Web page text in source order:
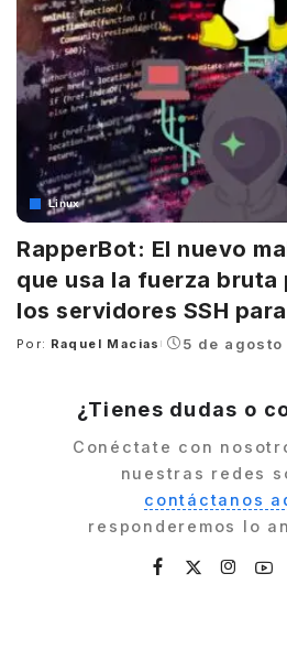
Linux
RapperBot: El nuevo
que usa la fuerza bruta
los servidores SSH
Posted
Por: Raquel Macias 5 de
¿Tienes dudas o
Conéctate con
nuestras redes
contáctanos
responderemos lo